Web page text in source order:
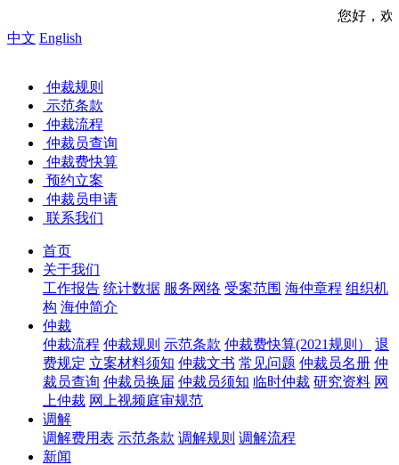
您好，欢迎来到中国
中文 English
仲裁规则
示范条款
仲裁流程
仲裁员查询
仲裁费快算
预约立案
仲裁员申请
联系我们
首页
关于我们
工作报告 统计数据 服务网络 受案范围 海仲章程 组织机
构 海仲简介
仲裁
仲裁流程 仲裁规则 示范条款 仲裁费快算(2021规则）
退
费规定 立案材料须知 仲裁文书 常见问题 仲裁员名册 仲
裁员查询 仲裁员换届 仲裁员须知 临时仲裁 研究资料 网
上仲裁 网上视频庭审规范
调解
调解费用表 示范条款 调解规则 调解流程
新闻